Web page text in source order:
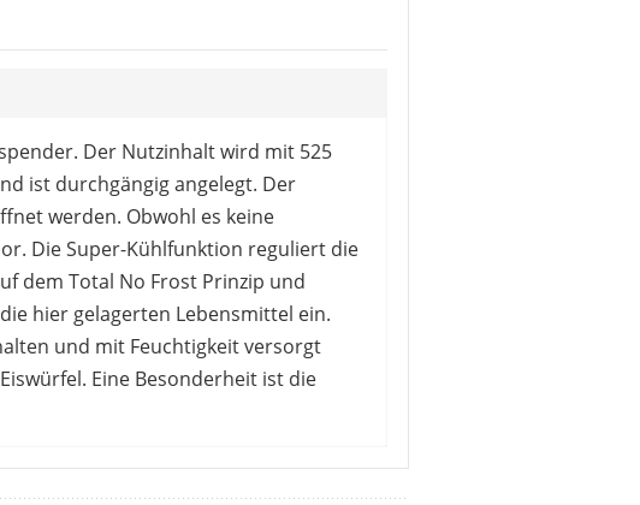
Der Nutzinhalt wird mit 525
ist durchgängig angelegt. Der
werden. Obwohl es keine
Die Super-Kühlfunktion reguliert die
dem Total No Frost Prinzip und
hier gelagerten Lebensmittel ein.
und mit Feuchtigkeit versorgt
Eine Besonderheit ist die
werden durch die ABT Technologie
und praktisch auf mehrere